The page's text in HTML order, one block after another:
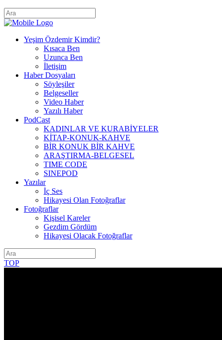
Yeşim Özdemir Kimdir?
Kısaca Ben
Uzunca Ben
İletişim
Haber Dosyaları
Söyleşiler
Belgeseller
Video Haber
Yazılı Haber
PodCast
KADINLAR VE KURABİYELER
KİTAP-KONUK-KAHVE
BİR KONUK BİR KAHVE
ARAŞTIRMA-BELGESEL
TIME CODE
SINEPOD
Yazılar
İç Ses
Hikayesi Olan Fotoğraflar
Fotoğraflar
Kişisel Kareler
Gezdim Gördüm
Hikayesi Olacak Fotoğraflar
TOP